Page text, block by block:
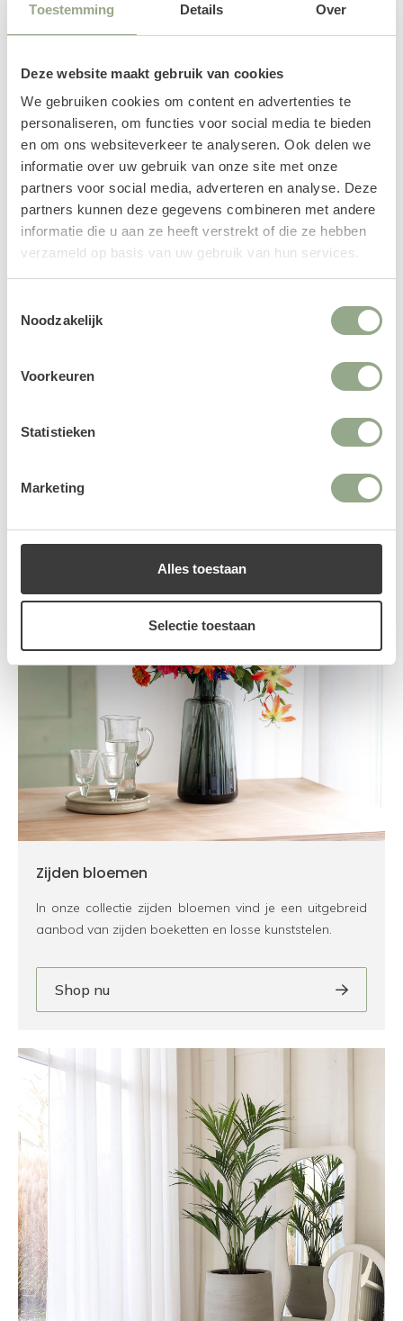
Toestemming Details Over
Deze website maakt gebruik van cookies
We gebruiken cookies om content en advertenties te
personaliseren, om functies voor social media te bieden
en om ons websiteverkeer te analyseren. Ook delen we
informatie over uw gebruik van onze site met onze
partners voor social media, adverteren en analyse. Deze
partners kunnen deze gegevens combineren met andere
informatie die u aan ze heeft verstrekt of die ze hebben
verzameld op basis van uw gebruik van hun services.
Noodzakelijk
Voorkeuren
Statistieken
Marketing
Alles toestaan
Selectie toestaan
Kunstplanten
In onze collectie kunstplanten vind je een uitgebreid
aanbod van kamerplanten, bomen, grassen,
Zijden bloemen
In onze collectie zijden bloemen vind je een uitgebreid
aanbod van zijden boeketten en losse kunststelen.
Shop nu